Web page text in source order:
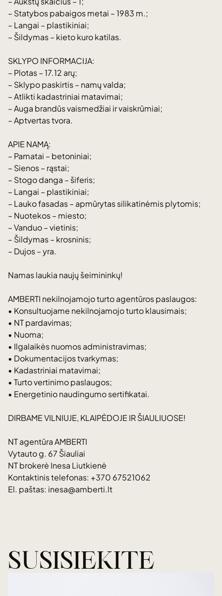
– Statybos pabaigos metai – 1983 m.;
– Langai – plastikiniai;
– Šildymas – kieto kuro katilas.
SKLYPO INFORMACIJA:
– Plotas – 17.12 arų;
– Sklypo paskirtis – namų valda;
– Atlikti kadastriniai matavimai;
– Auga brandūs vaismedžiai ir vaiskrūmiai;
– Aptvertas tvora.
APIE NAMĄ:
– Pamatai – betoniniai;
– Sienos – rąstai;
– Stogo danga – šiferis;
– Langai – plastikiniai;
– Lauko fasadas – apmūrytas silikatinėmis plytomis;
– Nuotekos – miesto;
– Vanduo – vietinis;
– Šildymas – krosninis;
– Dujos – yra.
Namas laukia naujų šeimininkų!
AMBERTI nekilnojamojo turto agentūros paslaugos:
• Konsultuojame nekilnojamojo turto klausimais;
• NT pardavimas;
• Nuoma;
• Ilgalaikės nuomos administravimas;
• Dokumentacijos tvarkymas;
• Kadastriniai matavimai;
• Turto vertinimo paslaugos;
• Energetinio naudingumo sertifikatai.
DIRBAME VILNIUJE, KLAIPĖDOJE IR ŠIAULIUOSE!
NT agentūra AMBERTI
Vytauto g. 67 Šiauliai
NT brokerė Inesa Liutkienė
Kontaktinis telefonas: +370 67521062
El. paštas: inesa@amberti.lt
SUSISIEKITE